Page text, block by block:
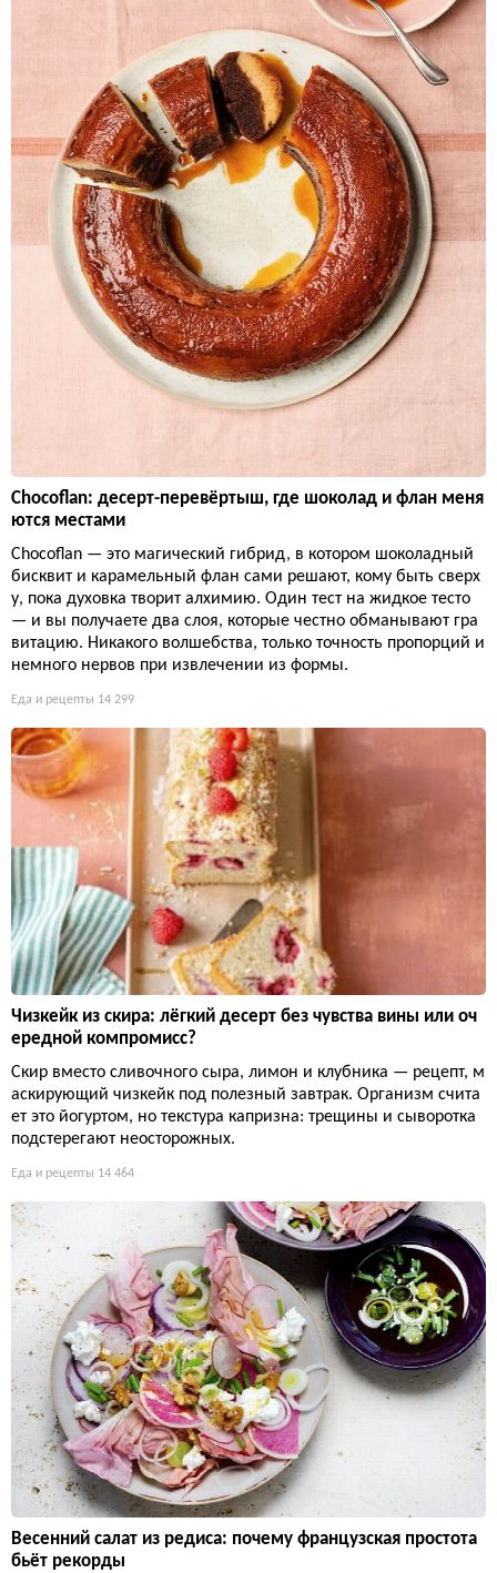
Chocoflan: десерт-перевёртыш, где шоколад и флан меня
ются местами
Chocoflan — это магический гибрид, в котором шоколадный
бисквит и карамельный флан сами решают, кому быть сверх
у, пока духовка творит алхимию. Один тест на жидкое тесто
— и вы получаете два слоя, которые честно обманывают гра
витацию. Никакого волшебства, только точность пропорций и
немного нервов при извлечении из формы.
Еда и рецепты 14 299
Чизкейк из скира: лёгкий десерт без чувства вины или оч
ередной компромисс?
Скир вместо сливочного сыра, лимон и клубника — рецепт, м
аскирующий чизкейк под полезный завтрак. Организм счита
ет это йогуртом, но текстура капризна: трещины и сыворотка
подстерегают неосторожных.
Еда и рецепты 14 464
Весенний салат из редиса: почему французская простота
бьёт рекорды